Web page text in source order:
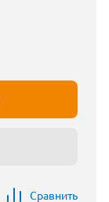
Сравнить